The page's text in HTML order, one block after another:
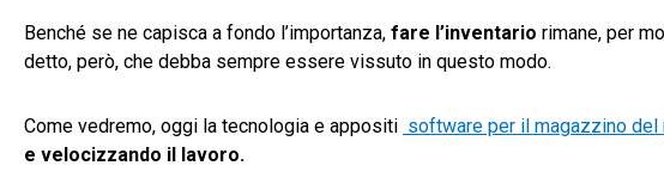
Benché se ne capisca a fondo l’importanza, fare l’inventario rimane, per
detto, però, che debba sempre essere vissuto in questo modo.
Come vedremo, oggi la tecnologia e appositi software per il magazzino del
e velocizzando il lavoro.